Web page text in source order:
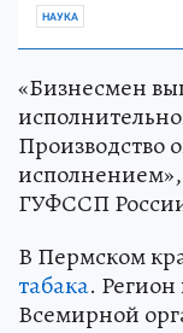
НАУКА
«Бизнесмен
Производство
ГУФССП
В Пермском
табака.
Всемирной